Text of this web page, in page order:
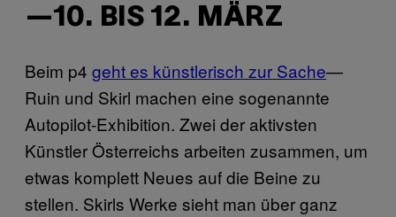
—10. BIS 12. MÄRZ
Beim p4 geht es künstlerisch zur Sache—
Ruin und Skirl machen eine sogenannte
Autopilot-Exhibition. Zwei der aktivsten
Künstler Österreichs arbeiten zusammen, um
etwas komplett Neues auf die Beine zu
stellen. Skirls Werke sieht man über ganz